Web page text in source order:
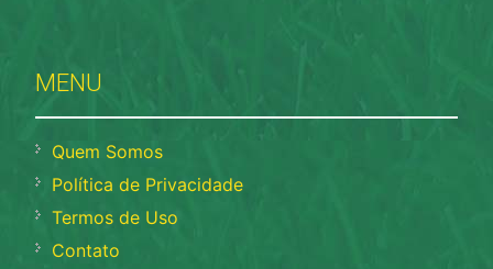
MENU
Quem Somos
Política de Privacidade
Termos de Uso
Contato